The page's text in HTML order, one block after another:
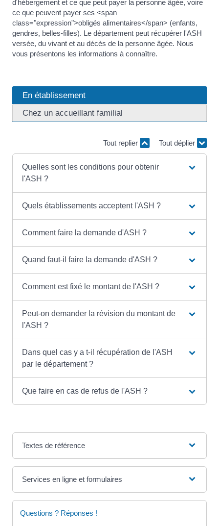
d'hébergement et ce que peut payer la personne âgée, voire
ce que peuvent payer ses <span
class="expression">obligés alimentaires</span> (enfants,
gendres, belles-filles). Le département peut récupérer l'ASH
versée, du vivant et au décès de la personne âgée. Nous
vous présentons les informations à connaître.
En établissement
Chez un accueillant familial
Tout replier Tout déplier
Quelles sont les conditions pour obtenir
l'ASH ?
Quels établissements acceptent l'ASH ?
Comment faire la demande d'ASH ?
Quand faut-il faire la demande d'ASH ?
Comment est fixé le montant de l'ASH ?
Peut-on demander la révision du montant de
l'ASH ?
Dans quel cas y a t-il récupération de l'ASH
par le département ?
Que faire en cas de refus de l'ASH ?
Textes de référence
Services en ligne et formulaires
Questions ? Réponses !